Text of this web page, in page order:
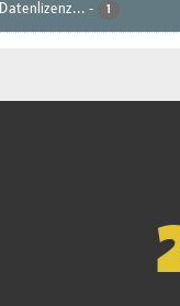
Datenlizenz... - 1